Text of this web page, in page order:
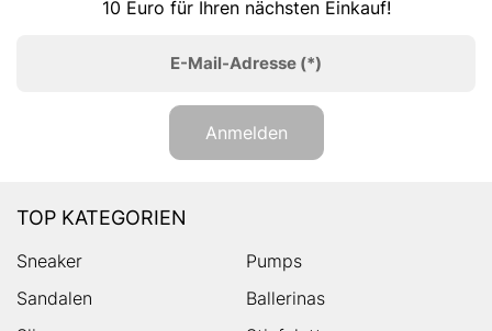
10 Euro für Ihren nächsten Einkauf!
E-Mail-Adresse (*)
Anmelden
TOP KATEGORIEN
Sneaker
Pumps
Sandalen
Ballerinas